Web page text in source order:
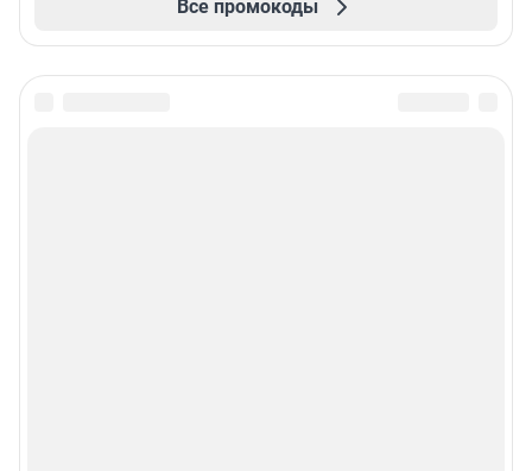
Все промокоды